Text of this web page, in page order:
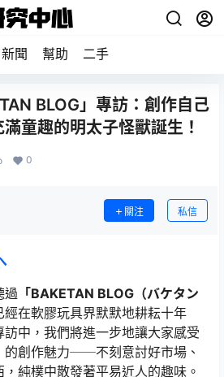
新聞 幫助 二手
BLOG」專訪：創作自己
童趣的明太子怪獸誕生！
0
關注 私信
過 「BAKETAN BLOG（バケタン
經在軟膠玩具界默默地耕耘十年
中，我們將進一步地讓大家感受
的創作魅力──不刻意討好市場、
純樸中散發著平易近人的趣味。